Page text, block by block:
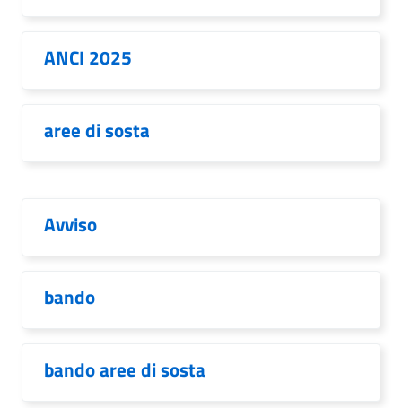
ANCI 2025
aree di sosta
Avviso
bando
bando aree di sosta